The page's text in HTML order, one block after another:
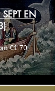
EN
€1.70